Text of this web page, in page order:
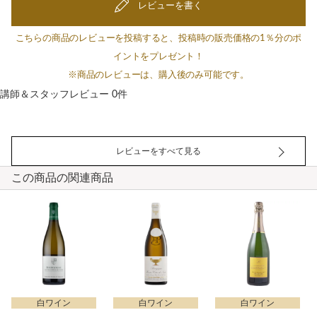
レビューを書く
こちらの商品のレビューを投稿すると、投稿時の販売価格の1％分のポ
イントをプレゼント！
※商品のレビューは、購入後のみ可能です。
講師＆スタッフレビュー 0件
レビューをすべて見る
この商品の関連商品
白ワイン 白ワイン 白ワイン